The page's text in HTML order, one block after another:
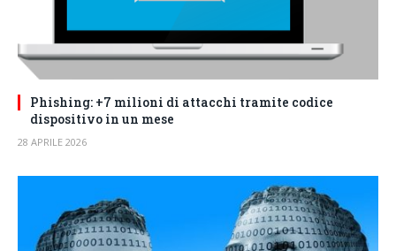
Phishing: +7 milioni di attacchi tramite codice
dispositivo in un mese
28 APRILE 2026